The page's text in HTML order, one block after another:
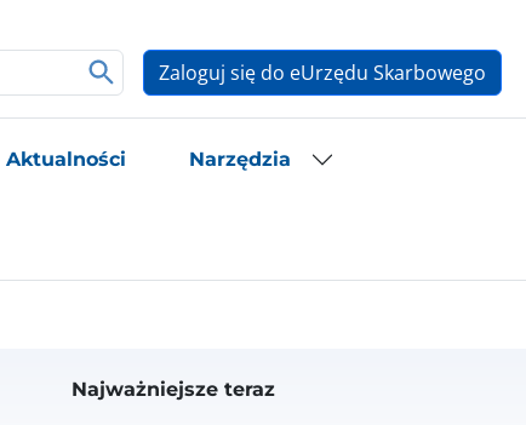
Zaloguj się do eUrzędu Skarbowego
Aktualności Narzędzia
Najważniejsze teraz